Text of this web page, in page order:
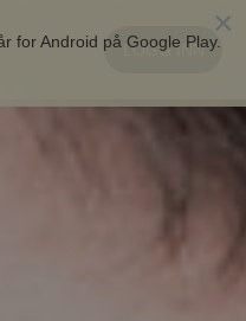
LOGG INN
×
for Android på Google Play.